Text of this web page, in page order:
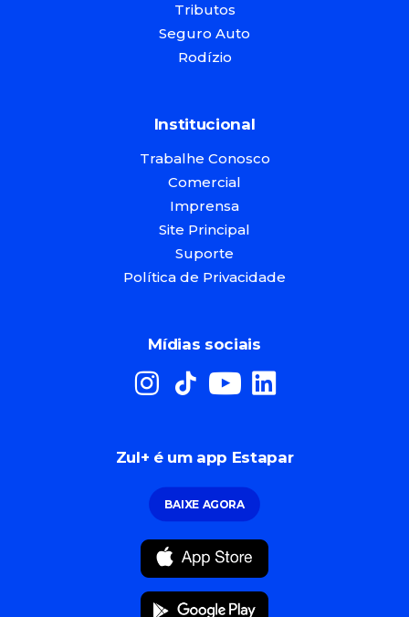
Tributos
Seguro Auto
Rodízio
Institucional
Trabalhe Conosco
Comercial
Imprensa
Site Principal
Suporte
Política de Privacidade
Mídias sociais
Zul+ é um app Estapar
BAIXE AGORA